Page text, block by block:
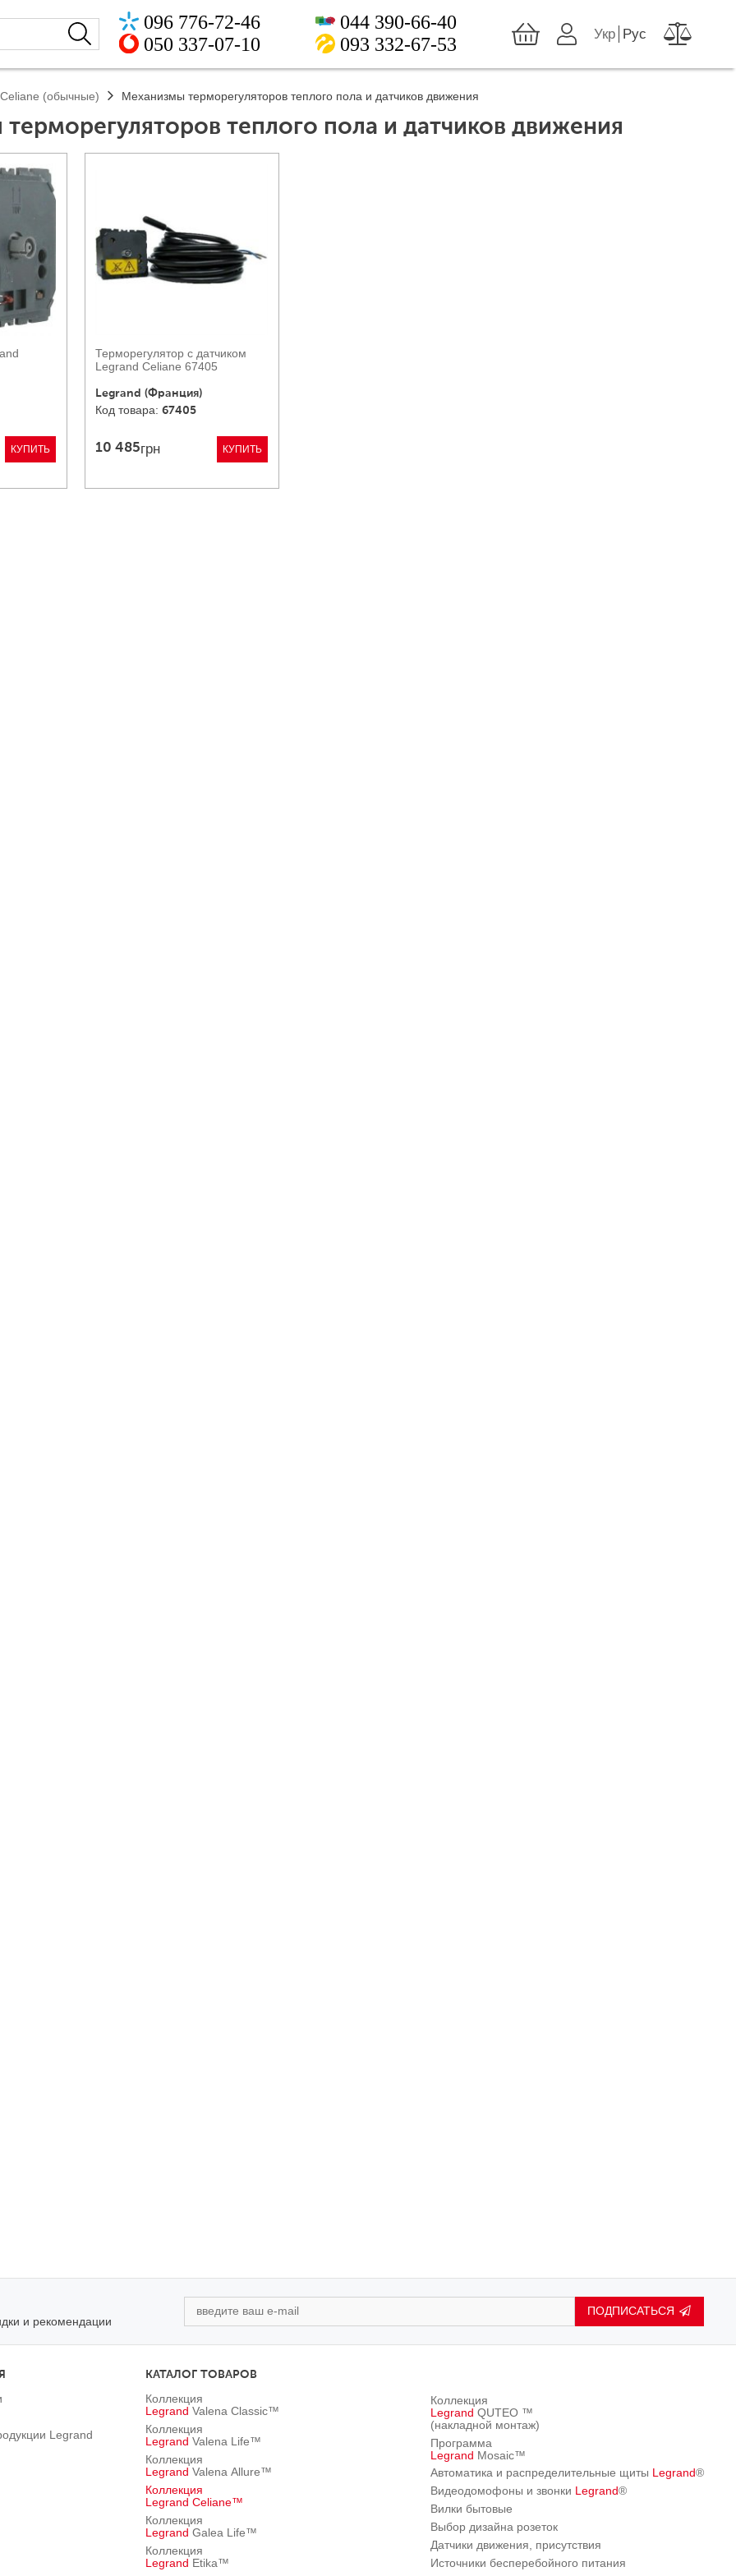
теплого пола и датчиков движения
КУПИТЬ
Быстрый просмотр
Терморегулятор с датчиком
Legrand Celiane 67405
Legrand (Франция)
67405
10 485грн КУПИТЬ
096 776-72-46
044 390-66-40
050 337-07-10
093 332-67-53
Укр Рус
(обычные) Механизмы терморегуляторов теплого пола и датчиков движения
и рекомендации
ПОДПИСАТЬСЯ
Legrand
КАТАЛОГ ТОВАРОВ
Коллекция
Legrand Valena Classic™
Коллекция
Legrand Valena Life™
Коллекция
Legrand Valena Allure™
Коллекция
Legrand Celiane™
Коллекция
Legrand Galea Life™
Коллекция
Legrand Etika™
Коллекция
Legrand QUTEO ™
(накладной монтаж)
Программа
Legrand Mosaic™
Автоматика и распределительные щиты Legrand®
Видеодомофоны и звонки Legrand®
Вилки бытовые
Выбор дизайна розеток
Датчики движения, присутствия
Источники бесперебойного питания